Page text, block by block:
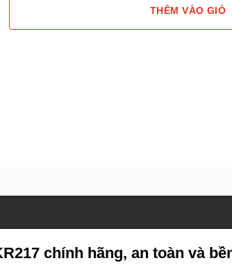
THÊM VÀO GIỎ
chính hãng, an toàn và